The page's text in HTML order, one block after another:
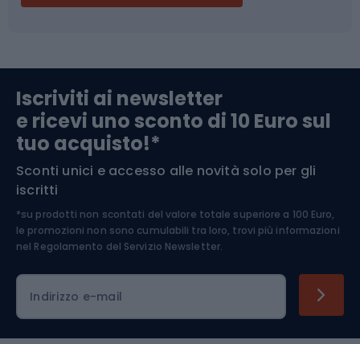
Abbigliamento da escursionismo
Componenti per biciclette
Arrampicata
Medicina dello sport
Abbigliamento ciclistico
Iscriviti ai newsletter
e ricevi uno sconto di 10 Euro sul
tuo acquisto!*
Sconti unici e accesso alle novità solo per gli
iscritti
*su prodotti non scontati del valore totale superiore a 100 Euro,
le promozioni non sono cumulabili tra loro, trovi più informazioni
nel Regolamento del Servizio Newsletter.
Indirizzo e-mail